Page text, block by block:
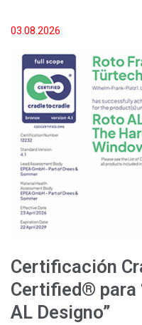
03.08.2026
Certificación
Certified® para
AL Designo”